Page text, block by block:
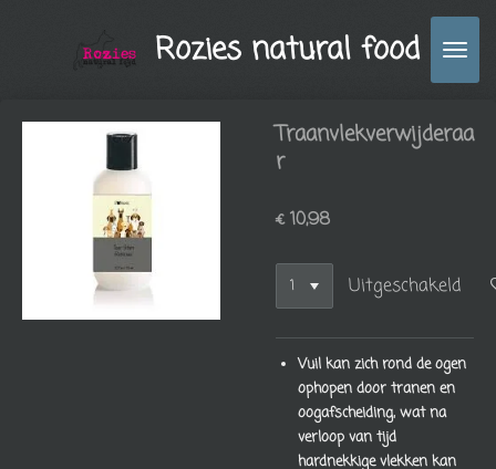
hoofdinhoud
Rozies natural food
Traanvlekverwijderaa
r
€ 10,98
Uitgeschakeld
Vuil kan zich rond de ogen
ophopen door tranen en
oogafscheiding, wat na
verloop van tijd
hardnekkige vlekken kan